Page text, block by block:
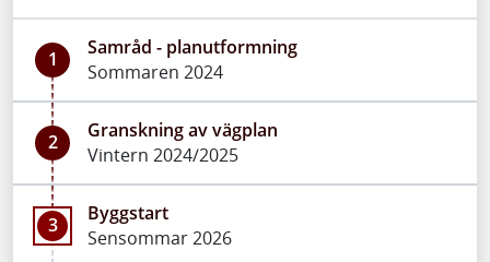
1
Samråd - planutformning
Sommaren 2024
2
Granskning av vägplan
Vintern 2024/2025
3
Byggstart
Sensommar 2026